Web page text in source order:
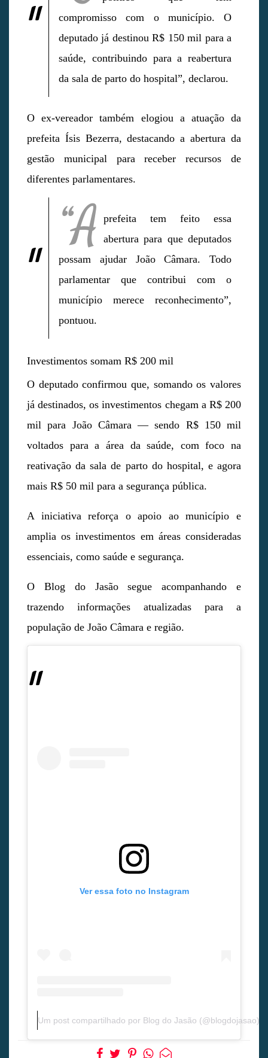
compromisso com o município. O
deputado já destinou R$ 150 mil para a
saúde, contribuindo para a reabertura
da sala de parto do hospital”, declarou.
O ex-vereador também elogiou a atuação da
prefeita Ísis Bezerra, destacando a abertura da
gestão municipal para receber recursos de
diferentes parlamentares.
“A prefeita tem feito essa
abertura para que deputados
possam ajudar João Câmara. Todo
parlamentar que contribui com o
município merece reconhecimento”,
pontuou.
Investimentos somam R$ 200 mil
O deputado confirmou que, somando os valores
já destinados, os investimentos chegam a R$ 200
mil para João Câmara — sendo R$ 150 mil
voltados para a área da saúde, com foco na
reativação da sala de parto do hospital, e agora
mais R$ 50 mil para a segurança pública.
A iniciativa reforça o apoio ao município e
amplia os investimentos em áreas consideradas
essenciais, como saúde e segurança.
O Blog do Jasão segue acompanhando e
trazendo informações atualizadas para a
população de João Câmara e região.
Ver essa foto no Instagram
Um post compartilhado por Blog do Jasão (@blogdojasao)